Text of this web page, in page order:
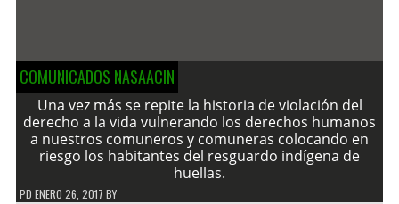
COMUNICADOS NASAACIN
Una vez más se repite la historia de violación del
derecho a la vida vulnerando los derechos humanos
a nuestros comuneros y comuneras colocando en
riesgo los habitantes del resguardo indígena de
huellas.
PD ENERO 26, 2017 BY